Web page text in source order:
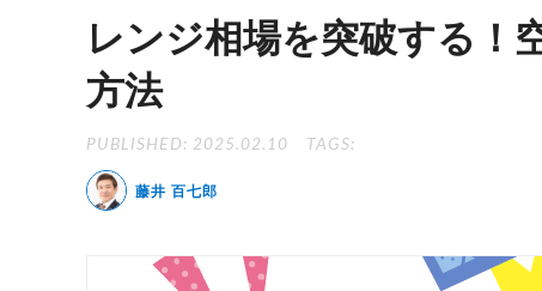
レンジ相場を突破する！
方法
PUBLISHED: 2025.02.10 TAGS:
藤井 百七郎